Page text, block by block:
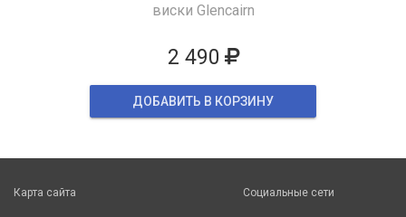
виски Glencairn
2 490
ДОБАВИТЬ В КОРЗИНУ
Карта сайта Социальные сети